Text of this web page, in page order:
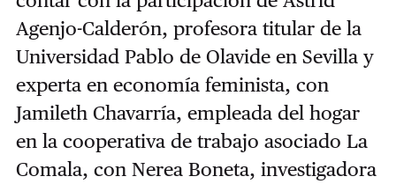
Agenjo-Calderón, profesora titular de la
Universidad Pablo de Olavide en Sevilla y
experta en economía feminista, con
Jamileth Chavarría, empleada del hogar
en la cooperativa de trabajo asociado La
Comala, con Nerea Boneta, investigadora